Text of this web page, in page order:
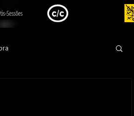
Sessões